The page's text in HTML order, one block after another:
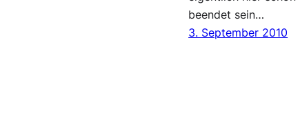
beendet sein…
3. September 2010